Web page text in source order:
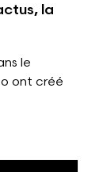
la
le
ont créé